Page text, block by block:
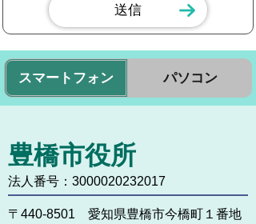
スマートフォン パソコン
豊橋市役所
法人番号：3000020232017
〒440-8501 愛知県豊橋市今橋町１番地